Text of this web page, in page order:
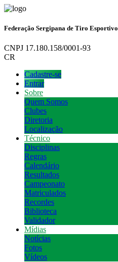
Federação Sergipana de Tiro Esportivo
CNPJ 17.180.158/0001-93
CR
Cadastre-se
Entrar
Sobre
Quem Somos
Clubes
Diretoria
Localização
Técnico
Disciplinas
Regras
Calendário
Resultados
Campeonato
Matriculados
Recordes
Biblioteca
Validador
Mídias
Notícias
Fotos
Vídeos